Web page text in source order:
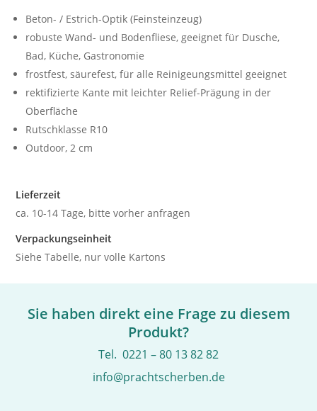
Beton- / Estrich-Optik (Feinsteinzeug)
robuste Wand- und Bodenfliese, geeignet für Dusche,
Bad, Küche, Gastronomie
frostfest, säurefest, für alle Reinigeungsmittel geeignet
rektifizierte Kante mit leichter Relief-Prägung in der
Oberfläche
Rutschklasse R10
Outdoor, 2 cm
Lieferzeit
ca. 10-14 Tage, bitte vorher anfragen
Verpackungseinheit
Siehe Tabelle, nur volle Kartons
Sie haben direkt eine Frage zu diesem
Produkt?
Tel. 0221 – 80 13 82 82
info@prachtscherben.de